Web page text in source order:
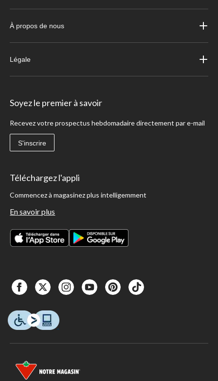
À propos de nous
Légale
Soyez le premier à savoir
Recevez votre prospectus hebdomadaire directement par e-mail
S'inscrire
Téléchargez l'appli
Commencez à magasinez plus intelligemment
En savoir plus